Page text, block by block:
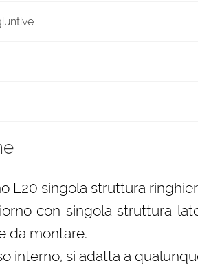
L20 singola struttura
con singola struttura
da montare.
interno, si adatta a